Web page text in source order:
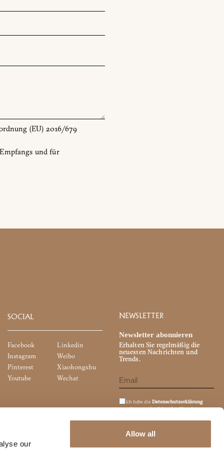
our
Allow all
(EU) 2016/679
und für
SOCIAL
Facebook
Instagram
Pinterest
Youtube
Linkedin
Weibo
Xiaohongshu
Wechat
NEWSLETTER
Newsletter abonnieren
Erhalten Sie regelmäßig die
neuesten Nachrichten und
Trends.
Ich habe die Datenschutzerklärung
gelesen und möchte den Newsletter
personenbezogenen Daten zum Zweck
Werbematerial, Marktforschung usw.)